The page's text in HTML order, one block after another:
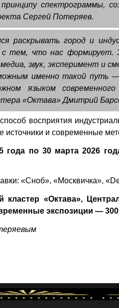
спектрограммы,
Сергей Потеряев.
город и
с тем, что нас
звук, эксперимент и
именно такой путь
языком
«Октава» Дмитрий
восприятия
источники и современные
года по 30 марта 2026
«Сноб», «Москвичка»,
кластер «Октава»,
экспозиции —